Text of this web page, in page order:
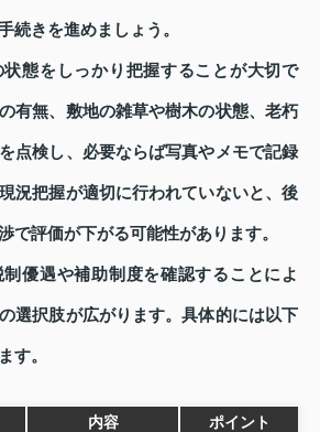
続きを進めましょう。
態をしっかり把握することが大切で
有無、敷地の雑草や樹木の状態、老朽
点検し、必要ならば写真やメモで記録
況把握が適切に行われていないと、後
で評価が下がる可能性があります。
優遇や補助制度を確認することによ
選択肢が広がります。具体的には以下
す。
内容 ポイント